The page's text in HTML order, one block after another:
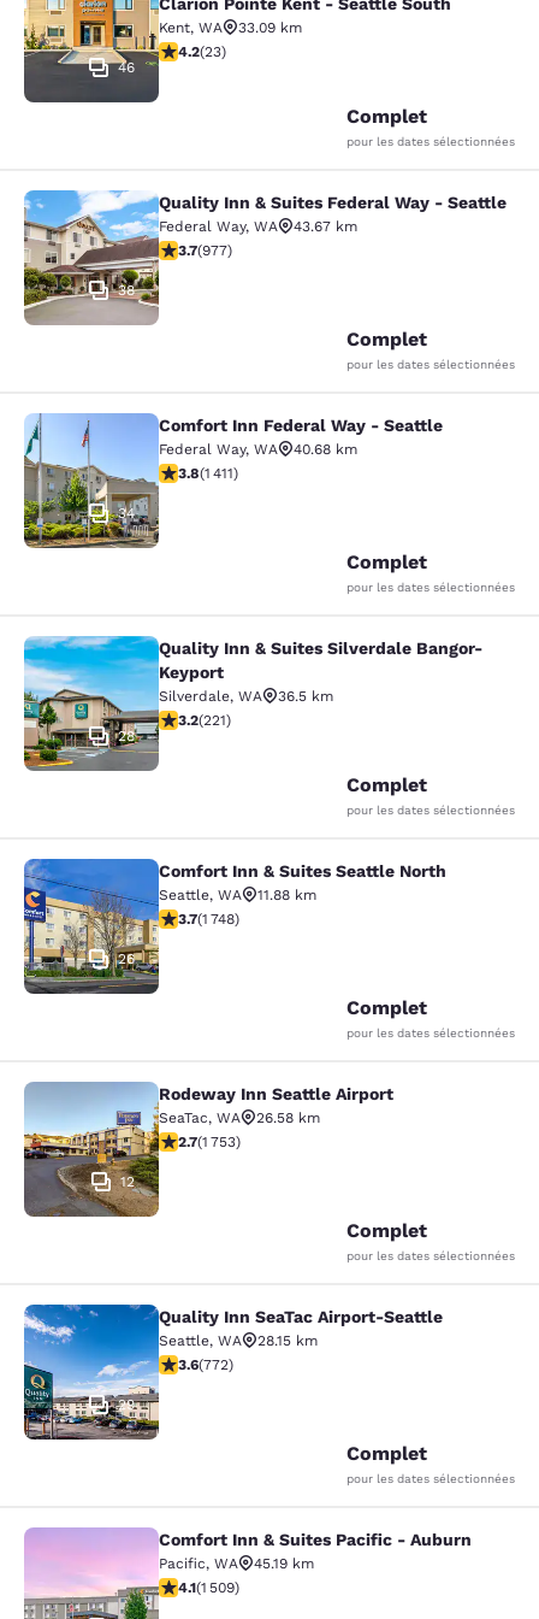
46
Kent, WA
33.09 km
4.22 étoiles. Excellent. 23 commentaires
4.2(23)
Complet
pour les dates sélectionnées
Quality Inn & Suites Federal Way -
38
Quality Inn & Suites Federal Way - Seattle
Federal Way, WA
43.67 km
3.72 étoiles. Bien. 977 commentaires
3.7(977)
Complet
pour les dates sélectionnées
Comfort Inn Federal Way - Seattle
34
Comfort Inn Federal Way - Seattle
Federal Way, WA
40.68 km
3.77 étoiles. Bien. 1411 commentaires
3.8(1 411)
Complet
pour les dates sélectionnées
Quality Inn & Suites Silverdale
28
Quality Inn & Suites Silverdale Bangor-
Keyport
Silverdale, WA
36.5 km
3.2 étoiles. Bien. 221 commentaires
3.2(221)
Complet
pour les dates sélectionnées
Comfort Inn & Suites Seattle North
26
Comfort Inn & Suites Seattle North
Seattle, WA
11.88 km
3.74 étoiles. Bien. 1748 commentaires
3.7(1 748)
Complet
pour les dates sélectionnées
Rodeway Inn Seattle Airport
12
Rodeway Inn Seattle Airport
SeaTac, WA
26.58 km
2.68 étoiles. Moyen. 1753 commentaires
2.7(1 753)
Complet
pour les dates sélectionnées
Quality Inn SeaTac Airport-Seattle
29
Quality Inn SeaTac Airport-Seattle
Seattle, WA
28.15 km
3.65 étoiles. Bien. 772 commentaires
3.6(772)
Complet
pour les dates sélectionnées
Comfort Inn & Suites Pacific -
Comfort Inn & Suites Pacific - Auburn
Pacific, WA
45.19 km
4.09 étoiles. Très Bien. 1509 commentaires
4.1(1 509)